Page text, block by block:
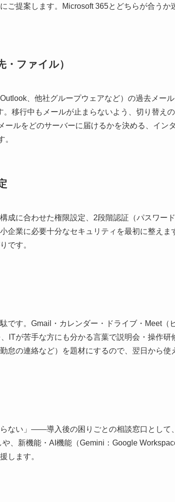
ご提案します。Microsoft 365とどちらが合うか
ファイル）
、他社グループウェアなど）の過去メー
移行中もメールが止まらないよう、切り替え
ールをどのサーバーに届けるかを決める、イン
。
成に合わせた権限設定、2段階認証（パスワー
企業に必要十分なセキュリティを最初に整えま
です。
です。Gmail・カレンダー・ドライブ・Meet（
ITが苦手な方にも分かる言葉で説明会・操作研
怠の連絡など）を題材にするので、翌日から使
ない」——導入後の困りごとの相談窓口として
、新機能・AI機能（Gemini：Google
します。